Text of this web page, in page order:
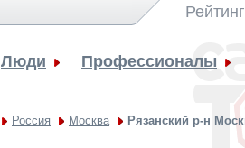
Люди Профессионалы
Россия Москва Рязанский р-н